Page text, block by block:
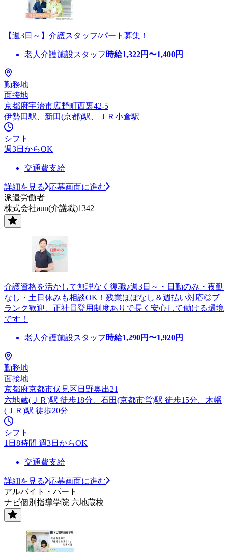
【週3日～】介護スタッフ/パート募集！
老人介護施設スタッフ 時給1,322円〜1,400円
勤務地
面接地
京都府宇治市広野町西裏42-5
伊勢田駅、新田(京都)駅、ＪＲ小倉駅
シフト
週3日からOK
交通費支給
詳細を見る
応募画面に進む
派遣労働者
株式会社aun(介護職)1342
介護資格を活かして無理なく復職♪週3日～・日勤のみ・夜勤
なし・土日休みも相談OK！残業ほぼなし＆週払い対応◎ブ
ランク歓迎、正社員登用制度ありで長く安心して働ける環境
です！
老人介護施設スタッフ 時給1,290円〜1,920円
勤務地
面接地
京都府京都市伏見区日野奥出21
六地蔵(ＪＲ)駅 徒歩18分、石田(京都市営)駅 徒歩15分、木幡
(ＪＲ)駅 徒歩20分
シフト
1日8時間 週3日からOK
交通費支給
詳細を見る
応募画面に進む
アルバイト・パート
ナビ個別指導学院 六地蔵校